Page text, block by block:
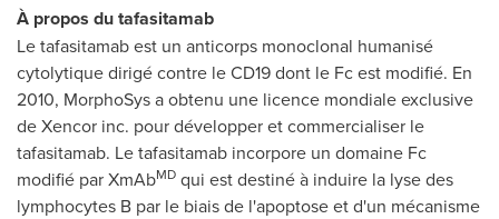
À propos du tafasitamab
Le tafasitamab est un anticorps monoclonal humanisé
cytolytique dirigé contre le CD19 dont le Fc est modifié. En
2010, MorphoSys a obtenu une licence mondiale exclusive
de Xencor inc. pour développer et commercialiser le
tafasitamab. Le tafasitamab incorpore un domaine Fc
modifié par XmAbMD qui est destiné à induire la lyse des
lymphocytes B par le biais de l'apoptose et d'un mécanisme